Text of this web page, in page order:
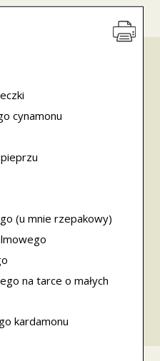
cynamonu
(u mnie rzepakowy)
na tarce o małych
kardamonu